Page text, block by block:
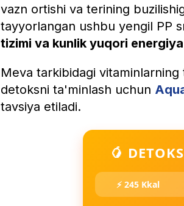
vazn ortishi va terining
tayyorlangan ushbu yengil PP
tizimi va kunlik yuqori energiya
Meva tarkibidagi vitaminlarning
detoksni ta'minlash uchun
tavsiya etiladi.
🥭
⚡ 245 Kkal